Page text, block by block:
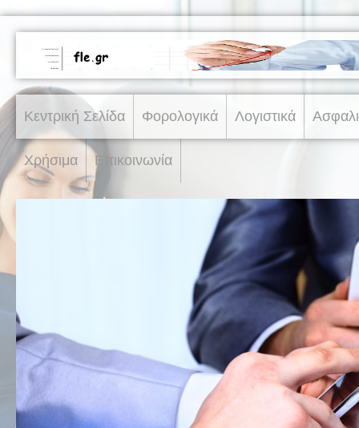
Κεντρική Σελίδα Φορολογικά Λογιστικά
Χρήσιμα Επικοινωνία